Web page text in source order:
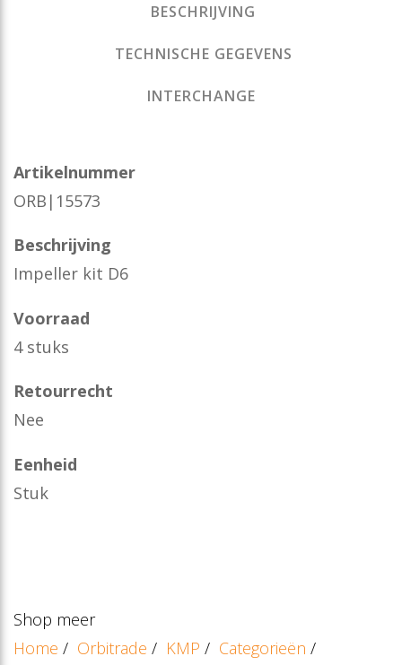
BESCHRIJVING
TECHNISCHE GEGEVENS
INTERCHANGE
Artikelnummer
ORB|15573
Beschrijving
Impeller kit D6
Voorraad
4 stuks
Retourrecht
Nee
Eenheid
Stuk
Shop meer
Home / Orbitrade / KMP / Categorieën /